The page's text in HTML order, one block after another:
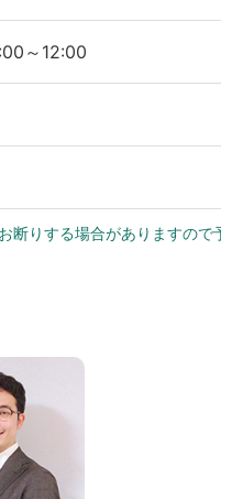
～12:00
断りする場合がありますので予